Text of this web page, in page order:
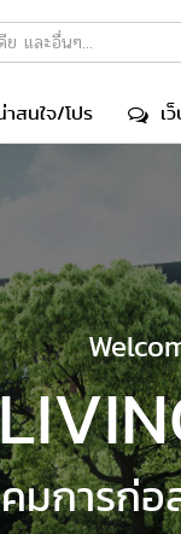
สนใจ/โปร เว็
มการก่
มการก่